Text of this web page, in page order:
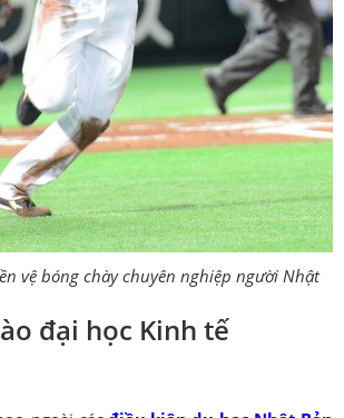
vệ bóng chày chuyên nghiệp người Nhật
đại học Kinh tế